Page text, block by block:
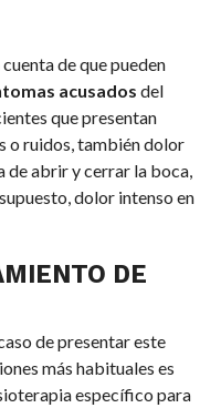
de que pueden
acusados del
que presentan
o ruidos, también dolor
de abrir y cerrar la boca,
dolor intenso en
DE
de presentar este
más habituales es
específico para